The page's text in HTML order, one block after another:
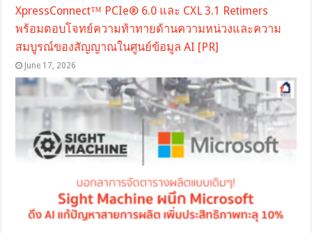
XpressConnect™ PCIe® 6.0 และ CXL 3.1 Retimers
พร้อมตอบโจทย์ความท้าทายด้านความหน่วงและความ
สมบูรณ์ของสัญญาณในศูนย์ข้อมูล AI [PR]
June 17, 2026